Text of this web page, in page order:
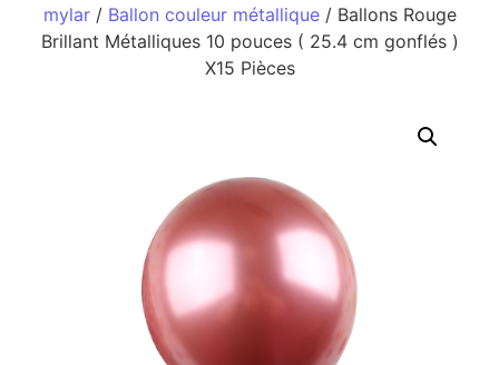
mylar/ Ballon couleur métallique/ Ballons Rouge
Brillant Métalliques 10 pouces ( 25.4 cm gonflés )
X15 Pièces